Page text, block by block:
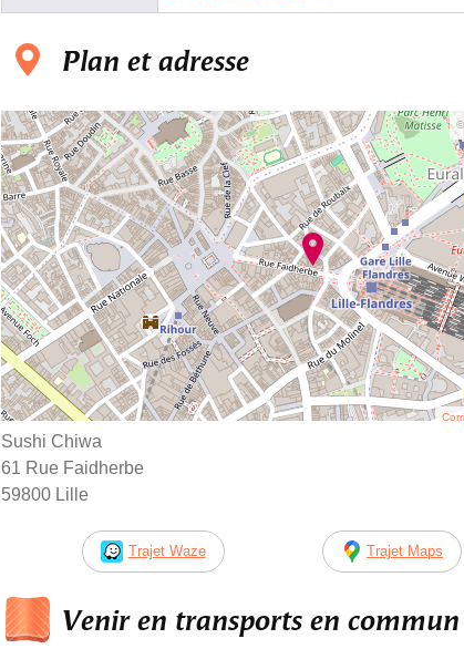
Plan et adresse
Sushi Chiwa
61 Rue Faidherbe
59800 Lille
Trajet Waze Trajet Maps
Venir en transports en commun